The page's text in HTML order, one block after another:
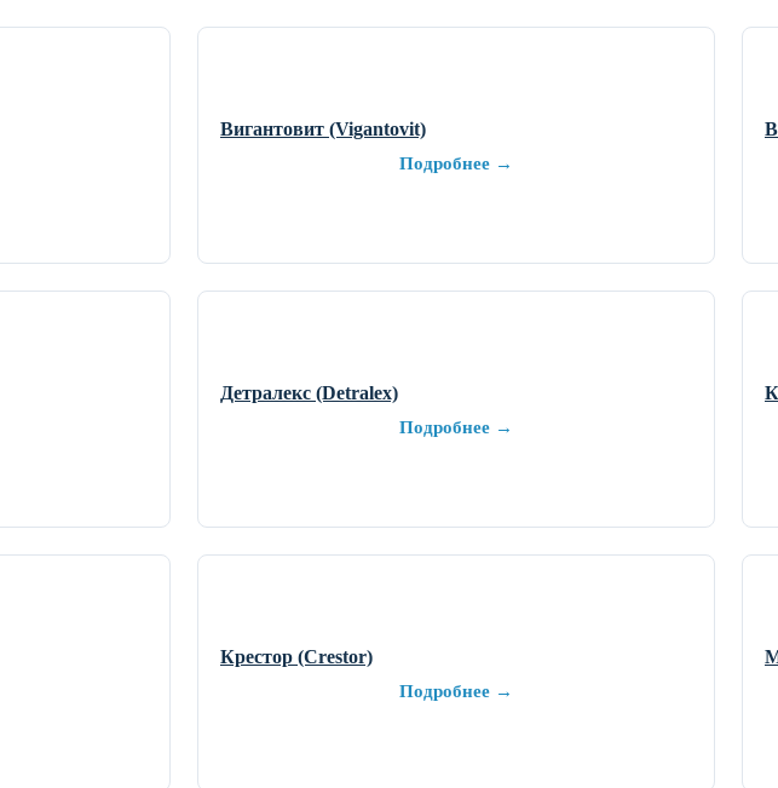
Вигантовит (Vigantovit)
Подробнее →
Детралекс (Detralex)
Подробнее →
Крестор (Crestor)
Подробнее →